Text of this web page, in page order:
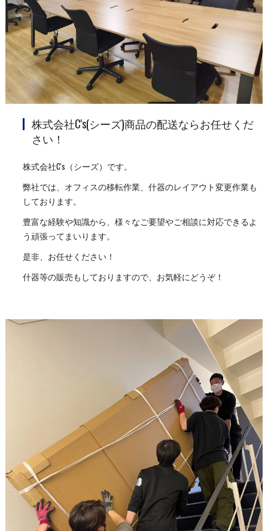
株式会社C's(シーズ)商品の配送ならお任せくだ
さい！
株式会社C's（シーズ）です。
弊社では、オフィスの移転作業、什器のレイアウト変更作業も
しております。
豊富な経験や知識から、様々なご要望やご相談に対応できるよ
う頑張ってまいります。
是非、お任せください！
什器等の販売もしておりますので、お気軽にどうぞ！